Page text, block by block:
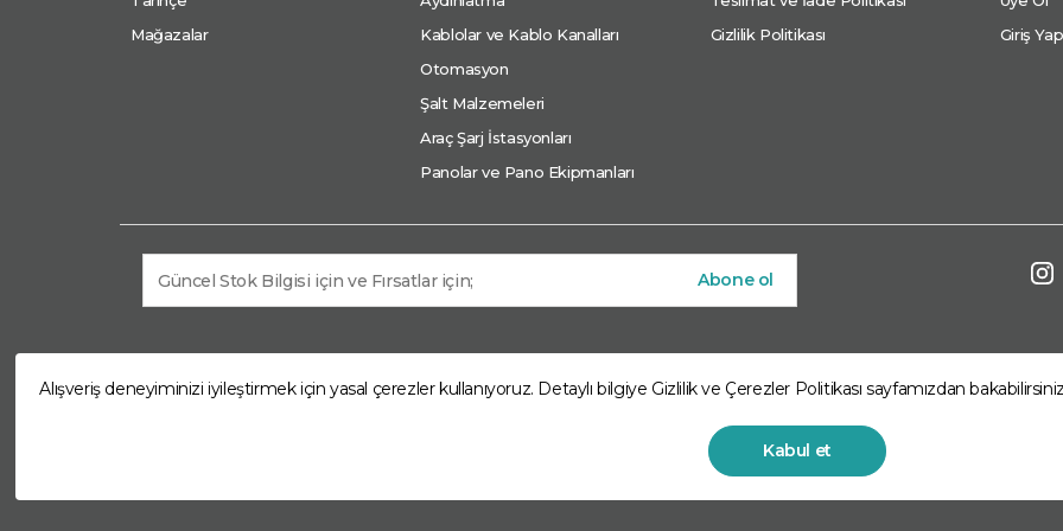
Alışveriş deneyiminizi iyileştirmek için yasal çerezler kullanıyoruz. Detaylı bilgiye Gizlilik ve Çerezler Politikasısayfamızdan
Kabul et
Mağazalar
Kablolar ve Kablo Kanalları
Otomasyon
Şalt Malzemeleri
Araç Şarj İstasyonları
Panolar ve Pano Ekipmanları
Gizlilik Politikası
Giriş Yap
Abone ol